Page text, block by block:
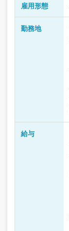
雇用形態
勤務地
給与